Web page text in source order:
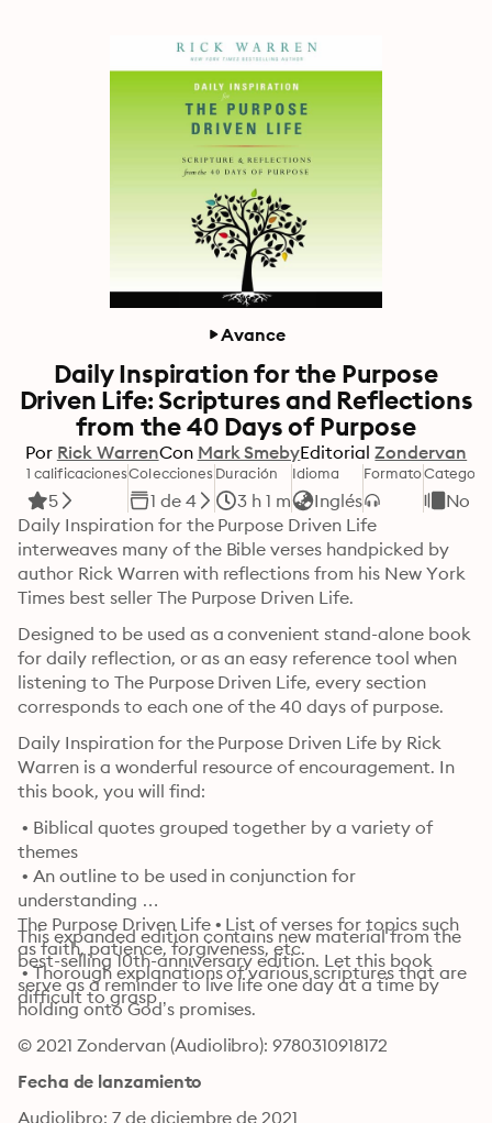
Avance
Daily Inspiration for the Purpose
Driven Life: Scriptures and Reflections
from the 40 Days of Purpose
Por Rick WarrenCon Mark SmebyEditorial Zondervan
1 calificaciones
5
Colecciones
1 de 4
Duración
3 h 1 m
Idioma
Inglés
Formato
No
Daily Inspiration for the Purpose Driven Life
interweaves many of the Bible verses handpicked by
author Rick Warren with reflections from his New York
Times best seller The Purpose Driven Life.
Designed to be used as a convenient stand-alone book
for daily reflection, or as an easy reference tool when
listening to The Purpose Driven Life, every section
corresponds to each one of the 40 days of purpose.
Daily Inspiration for the Purpose Driven Life by Rick
Warren is a wonderful resource of encouragement. In
this book, you will find:
• Biblical quotes grouped together by a variety of
themes
• An outline to be used in conjunction for
understanding
The Purpose Driven Life • List of verses for topics such
as faith, patience, forgiveness, etc.
• Thorough explanations of various scriptures that are
difficult to grasp
This expanded edition contains new material from the
best-selling 10th-anniversary edition. Let this book
serve as a reminder to live life one day at a time by
holding onto God’s promises.
© 2021 Zondervan (Audiolibro): 9780310918172
Fecha de lanzamiento
Audiolibro: 7 de diciembre de 2021